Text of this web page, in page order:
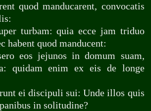
quod manducarent, convocatis
turbam: quia ecce jam triduo
habent quod manducent:
eos jejunos in domum suam,
quidam enim ex eis de longe
ei discipuli sui: Unde illos quis
in solitudine?